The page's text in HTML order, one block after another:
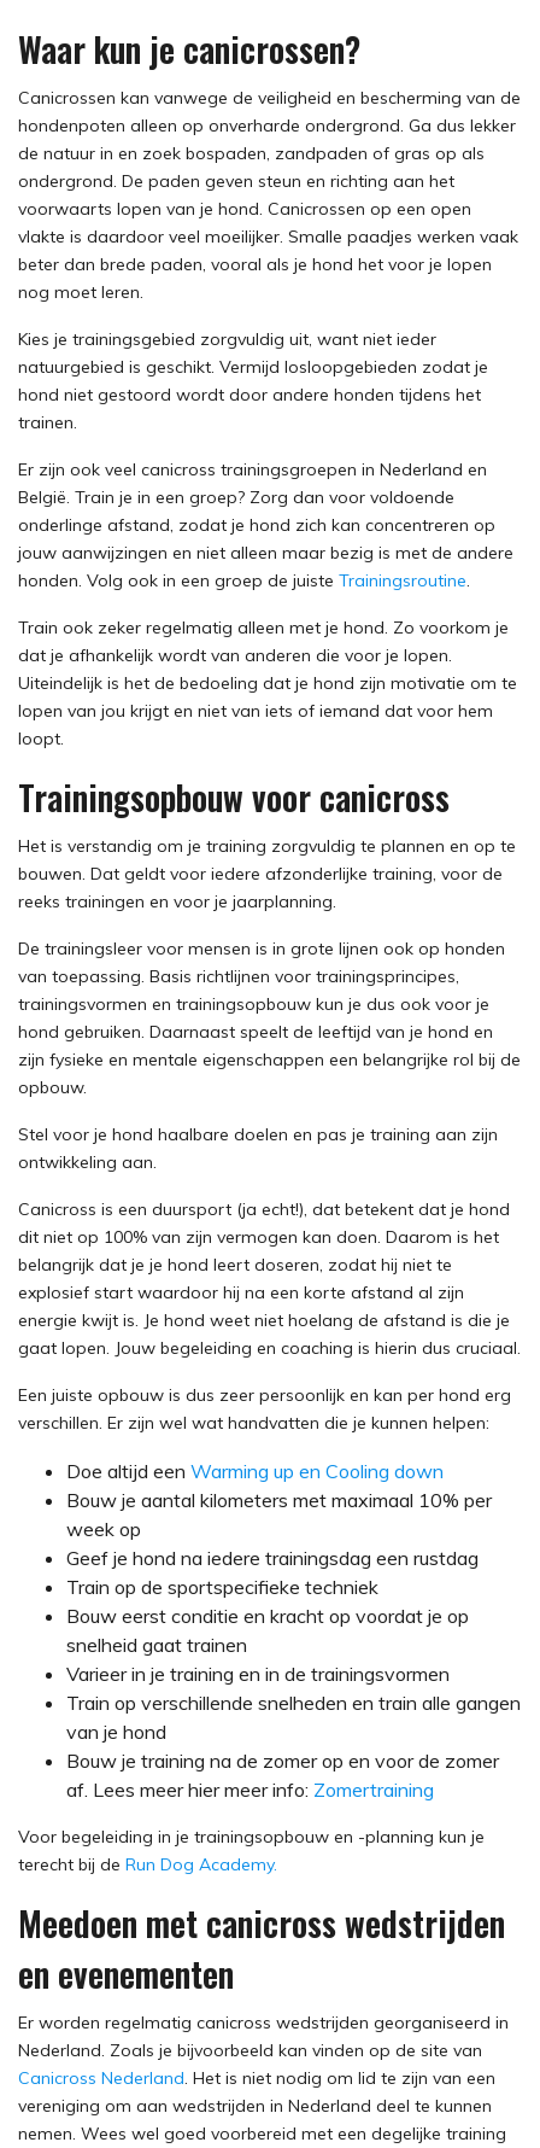
Waar kun je canicrossen?
Canicrossen kan vanwege de veiligheid en bescherming van de
hondenpoten alleen op onverharde ondergrond. Ga dus lekker
de natuur in en zoek bospaden, zandpaden of gras op als
ondergrond. De paden geven steun en richting aan het
voorwaarts lopen van je hond. Canicrossen op een open
vlakte is daardoor veel moeilijker. Smalle paadjes werken vaak
beter dan brede paden, vooral als je hond het voor je lopen
nog moet leren.
Kies je trainingsgebied zorgvuldig uit, want niet ieder
natuurgebied is geschikt. Vermijd losloopgebieden zodat je
hond niet gestoord wordt door andere honden tijdens het
trainen.
Er zijn ook veel canicross trainingsgroepen in Nederland en
België. Train je in een groep? Zorg dan voor voldoende
onderlinge afstand, zodat je hond zich kan concentreren op
jouw aanwijzingen en niet alleen maar bezig is met de andere
honden. Volg ook in een groep de juiste Trainingsroutine.
Train ook zeker regelmatig alleen met je hond. Zo voorkom je
dat je afhankelijk wordt van anderen die voor je lopen.
Uiteindelijk is het de bedoeling dat je hond zijn motivatie om te
lopen van jou krijgt en niet van iets of iemand dat voor hem
loopt.
Trainingsopbouw voor canicross
Het is verstandig om je training zorgvuldig te plannen en op te
bouwen. Dat geldt voor iedere afzonderlijke training, voor de
reeks trainingen en voor je jaarplanning.
De trainingsleer voor mensen is in grote lijnen ook op honden
van toepassing. Basis richtlijnen voor trainingsprincipes,
trainingsvormen en trainingsopbouw kun je dus ook voor je
hond gebruiken. Daarnaast speelt de leeftijd van je hond en
zijn fysieke en mentale eigenschappen een belangrijke rol bij de
opbouw.
Stel voor je hond haalbare doelen en pas je training aan zijn
ontwikkeling aan.
Canicross is een duursport (ja echt!), dat betekent dat je hond
dit niet op 100% van zijn vermogen kan doen. Daarom is het
belangrijk dat je je hond leert doseren, zodat hij niet te
explosief start waardoor hij na een korte afstand al zijn
energie kwijt is. Je hond weet niet hoelang de afstand is die je
gaat lopen. Jouw begeleiding en coaching is hierin dus cruciaal.
Een juiste opbouw is dus zeer persoonlijk en kan per hond erg
verschillen. Er zijn wel wat handvatten die je kunnen helpen:
Doe altijd een Warming up en Cooling down
Bouw je aantal kilometers met maximaal 10% per
week op
Geef je hond na iedere trainingsdag een rustdag
Train op de sportspecifieke techniek
Bouw eerst conditie en kracht op voordat je op
snelheid gaat trainen
Varieer in je training en in de trainingsvormen
Train op verschillende snelheden en train alle gangen
van je hond
Bouw je training na de zomer op en voor de zomer
af. Lees meer hier meer info: Zomertraining
Voor begeleiding in je trainingsopbouw en -planning kun je
terecht bij de Run Dog Academy.
Meedoen met canicross wedstrijden
en evenementen
Er worden regelmatig canicross wedstrijden georganiseerd in
Nederland. Zoals je bijvoorbeeld kan vinden op de site van
Canicross Nederland. Het is niet nodig om lid te zijn van een
vereniging om aan wedstrijden in Nederland deel te kunnen
nemen. Wees wel goed voorbereid met een degelijke training